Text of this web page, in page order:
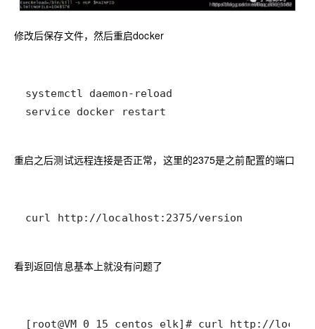
修改后保存文件，然后重启docker
service docker restart
重启之后测试远程连接是否正常，这里的2375是之前配置的端口
curl http://localhost:2375/version
看到返回信息基本上就没有问题了